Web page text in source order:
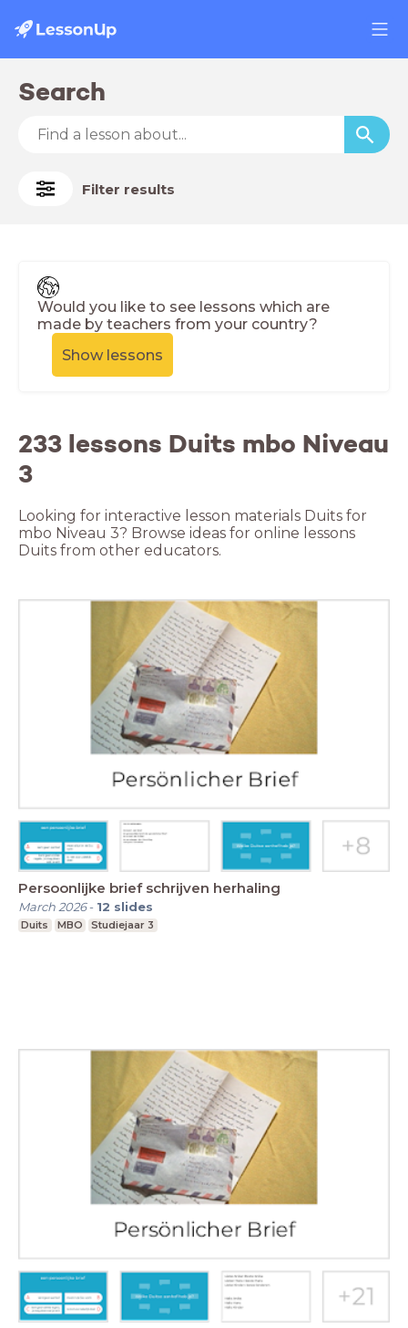
Search
Filter results
Would you like to see lessons which are
made by teachers from your country?
Show lessons
233 lessons Duits mbo Niveau
3
Looking for interactive lesson materials Duits for
mbo Niveau 3? Browse ideas for online lessons
Duits from other educators.
Persoonlijke brief schrijven herhaling
March 2026- 12 slides
Duits MBO Studiejaar 3